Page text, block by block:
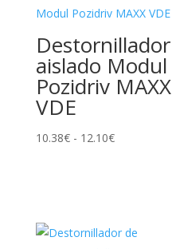
Destornillador
aislado Modul
Pozidriv MAXX
VDE
10.38€ - 12.10€Rango
hasta